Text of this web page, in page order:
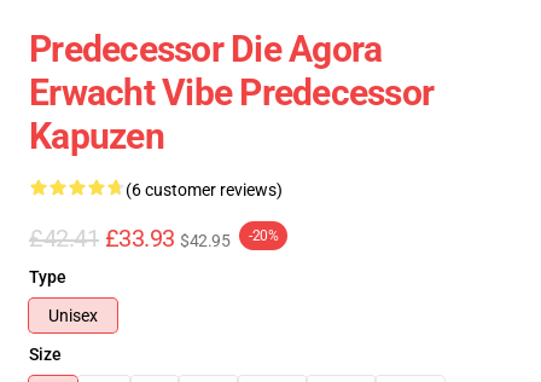
Predecessor Die Agora
Erwacht Vibe Predecessor
Kapuzen
(6 customer reviews)
£42.41 £33.93 $42.95 -20%
Type
Unisex
Size